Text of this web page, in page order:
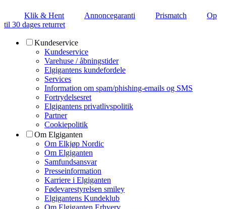
Klik & Hent Annoncegaranti Prismatch
Op
til 30 dages returret
Kundeservice
Kundeservice
Varehuse / åbningstider
Elgigantens kundefordele
Services
Information om spam/phishing-emails og SMS
Fortrydelsesret
Elgigantens privatlivspolitik
Partner
Cookiepolitik
Om Elgiganten
Om Elkjøp Nordic
Om Elgiganten
Samfundsansvar
Presseinformation
Karriere i Elgiganten
Fødevarestyrelsen smiley
Elgigantens Kundeklub
Om Elgiganten Erhverv